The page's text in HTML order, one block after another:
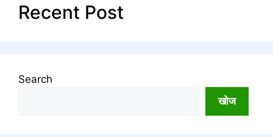
Recent Post
Search
खोज